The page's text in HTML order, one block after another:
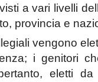
a vari livelli
provincia e
vengono
i genitori
eletti